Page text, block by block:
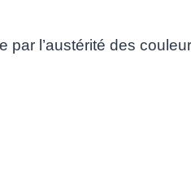
par l’austérité des